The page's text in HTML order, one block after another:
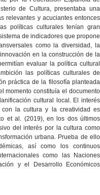
de Cultura, presentaba una
relevantes y acuciantes entonces
políticas culturales tenían gran
de indicadores que propone
como la diversidad, la
en la construcción de la
evaluar la política cultural
las políticas culturales de
práctica de la filosofía planteada
momento constituía el documento
cultural local. El interés
con la cultura y la creatividad es
et al. (2019), en los dos últimos
del interés por la cultura como
urbana. Prueba de ello
así como los continuos
como las Naciones
y el Desarrollo Económicos